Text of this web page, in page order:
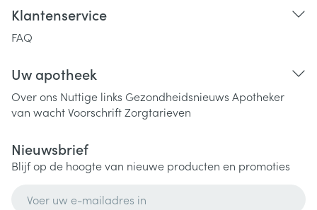
Klantenservice
FAQ
Uw apotheek
Over ons Nuttige links Gezondheidsnieuws Apotheker
van wachtVoorschriftZorgtarieven
Nieuwsbrief
Blijf op de hoogte van nieuwe producten en promoties